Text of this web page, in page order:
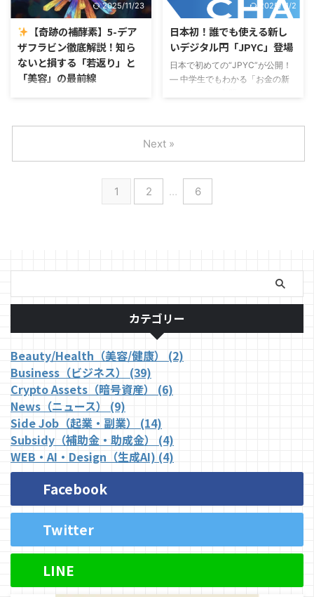
健康から生まれる輝きこそ、私た
ちが目指す真の美しさだと考えて
います。 近年、美容の分野でも
「再生」というキーワードが注目
されていますが、実は私たちの未
来の健康、特に「脳の健康」に
も、この再生医療の可能性が大き
は、皆様の関心が高いテーマの一
月19日に、払込資本金10億ドル
という規模で子会社 トゥアレ
グ・グループ・テクノロジーズを
設立。そしてその中核として、暗
号資産（仮想通貨）取引所
TrustglobeX を立ち上げることを
発表しました。 この動きは、リ
く、機関投資家も視野に入れ
2025/11/23
【奇跡の補酵素】5-デア
ザフラビン徹底解説！知ら
ないと損する「若返り」と
「美容」の最前線
皆さん、こんにちは！あなたの美
ブログ記事をお届けします。 最
「5-デアザフラビン（5-
Deazaflavin）」。 「初めて聞い
アザフラビンについて、専門用語
2025/11/2
日本初！誰でも使える新し
いデジタル円「JPYC」登場
日本で初めての“JPYC”が公開！
― 中学生でもわかる「お金の新
した「JPYC（ジェーピーワイシ
ー）」というコインについて、で
きるだけわかりやすくお話ししま
す。 「コイン？」「仮想通
貨？」「ビットコインの仲間？」
えてくるはずです。 「お金 ...
1 2 … 6
Next »
カテゴリー
Beauty/Health（美容/健康） (2)
Business（ビジネス） (39)
Crypto Assets（暗号資産） (6)
News（ニュース） (9)
Side Job（起業・副業） (14)
Subsidy（補助金・助成金） (4)
WEB・AI・Design（生成AI) (4)
Facebook
Twitter
LINE